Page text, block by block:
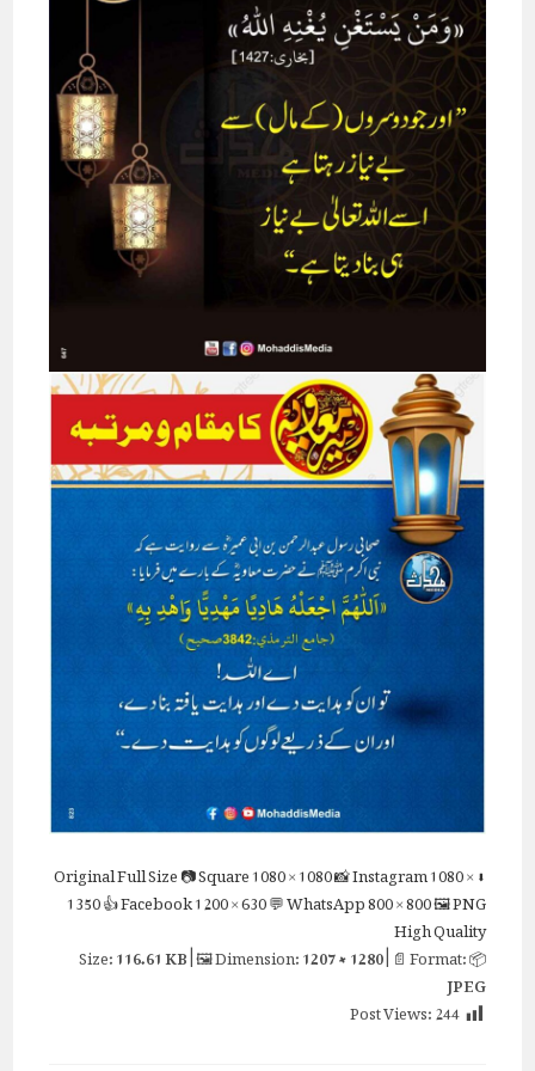
⬇ Original
Full Size📷 Square1080 × 1080📸 Instagram1080 ×
1350👍 Facebook1200 × 630💬 WhatsApp800 × 800🖼 PNG
High Quality
📦 Size:
116.61 KB| 🖼 Dimension:1207 × 1280| 📄 Format:
JPEG
Post Views:244